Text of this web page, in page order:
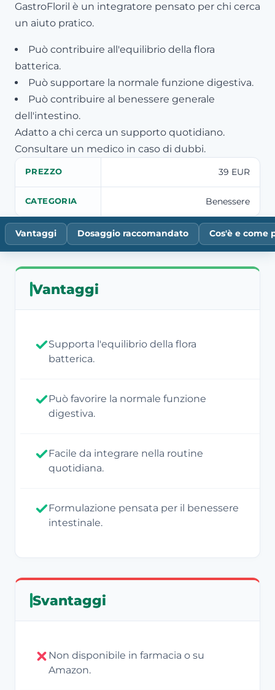
GastroFloril è un integratore pensato per chi cerca
un aiuto pratico.
Può contribuire all'equilibrio della flora
batterica.
Può supportare la normale funzione digestiva.
Può contribuire al benessere generale
dell'intestino.
Adatto a chi cerca un supporto quotidiano.
Consultare un medico in caso di dubbi.
PREZZO 39 EUR
CATEGORIA Benessere
Vantaggi Dosaggio raccomandato Cos'è e come
Vantaggi
Supporta l'equilibrio della flora
batterica.
Può favorire la normale funzione
digestiva.
Facile da integrare nella routine
quotidiana.
Formulazione pensata per il benessere
intestinale.
Svantaggi
Non disponibile in farmacia o su
Amazon.